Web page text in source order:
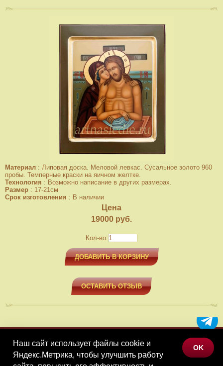
Материал : Липовая доска. Меловой левкас. Сусальное золото 960
пробы. Темперные краски на яичном желтке.
Технология : Возможно написание в других размерах.
Размер : 17-21см
Срок изготовления : В наличии
Цена
19000 руб.
Кол-во:
ДОБАВИТЬ В КОРЗИНУ
ОСТАВИТЬ ОТЗЫВ
МЕНЮ
КАТАЛОГ ТОВАРОВ
Наш сайт использует файлы cookie и
Яндекс.Метрика, чтобы улучшить работу
OK